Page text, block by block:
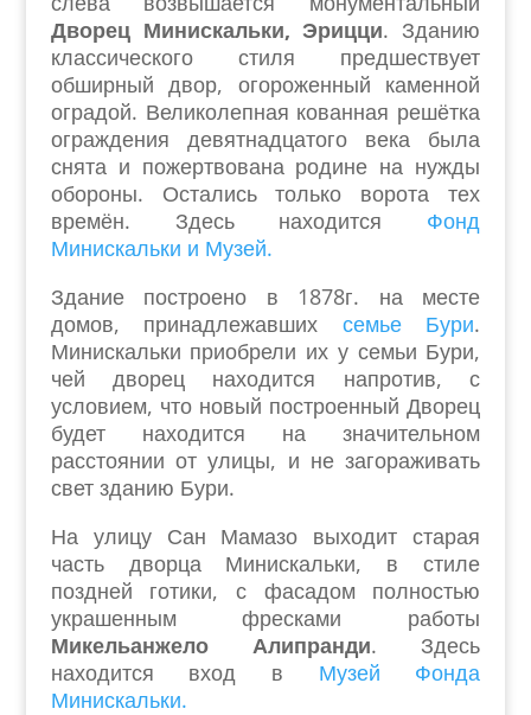
Дворец Минискальки, Эрицци. Зданию
классического стиля предшествует
обширный двор, огороженный каменной
оградой. Великолепная кованная решётка
ограждения девятнадцатого века была
снята и пожертвована родине на нужды
обороны. Остались только ворота тех
времён. Здесь находится Фонд
Минискальки и Музей.
Здание построено в 1878г. на месте
домов, принадлежавших семье Бури.
Минискальки приобрели их у семьи Бури,
чей дворец находится напротив, с
условием, что новый построенный Дворец
будет находится на значительном
расстоянии от улицы, и не загораживать
свет зданию Бури.
На улицу Сан Мамазо выходит старая
часть дворца Минискальки, в стиле
поздней готики, с фасадом полностью
украшенным фресками работы
Микельанжело Алипранди. Здесь
находится вход в Музей Фонда
Минискальки.